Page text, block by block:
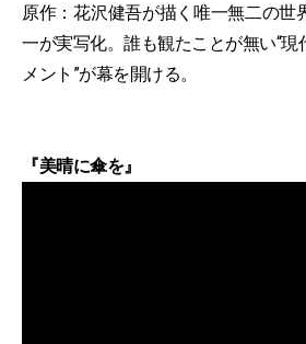
原作：花沢健吾が描く唯一無二の世
一が実写化。誰も観たことが無い“
メント”が幕を開ける。
『美晴に傘を』